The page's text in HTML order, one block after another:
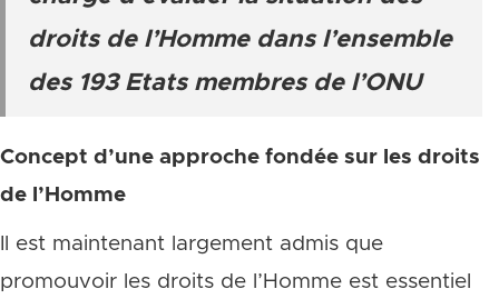
droits de l’Homme dans l’ensemble
des 193 Etats membres de l’ONU
Concept d’une approche fondée sur les droits
de l’Homme
Il est maintenant largement admis que
promouvoir les droits de l’Homme est essentiel